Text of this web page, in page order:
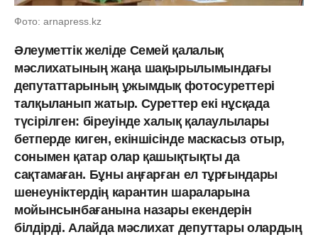
Фото: arnapress.kz
Әлеуметтік желіде Семей қалалық
мәслихатының жаңа шақырылымындағы
депутаттарының ұжымдық фотосуреттері
талқыланып жатыр. Суреттер екі нұсқада
түсірілген: біреуінде халық қалаулылары
бетперде киген, екіншісінде маскасыз отыр,
сонымен қатар олар қашықтықты да
сақтамаған. Бұны аңғарған ел тұрғындары
шенеуніктердің карантин шараларына
мойынсынбағанына назары екендерін
білдірді. Алайда мәслихат депуттары олардың